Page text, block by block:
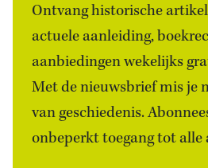
Ontvang historische
actuele aanleiding,
aanbiedingen wekelijks
Met de nieuwsbrief mis je
van geschiedenis.
onbeperkt toegang tot alle